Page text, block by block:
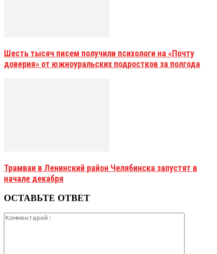
Шесть тысяч писем получили психологи на «Почту
доверия» от южноуральских подростков за полгода
Трамваи в Ленинский район Челябинска запустят в
начале декабря
ОСТАВЬТЕ ОТВЕТ